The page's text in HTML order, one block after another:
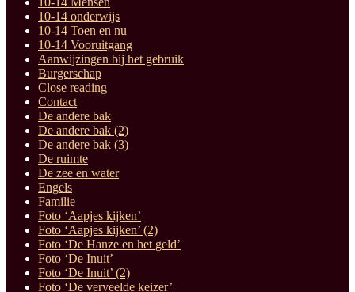
10-14 onderwijs
10-14 Toen en nu
10-14 Vooruitgang
Aanwijzingen bij het gebruik
Burgerschap
Close reading
Contact
De andere bak
De andere bak (2)
De andere bak (3)
De ruimte
De zee en water
Engels
Familie
Foto ‘Aapjes kijken’
Foto ‘Aapjes kijken’ (2)
Foto ‘De Hanze en het geld’
Foto ‘De Inuit’
Foto ‘De Inuit’ (2)
Foto ‘De verveelde keizer’